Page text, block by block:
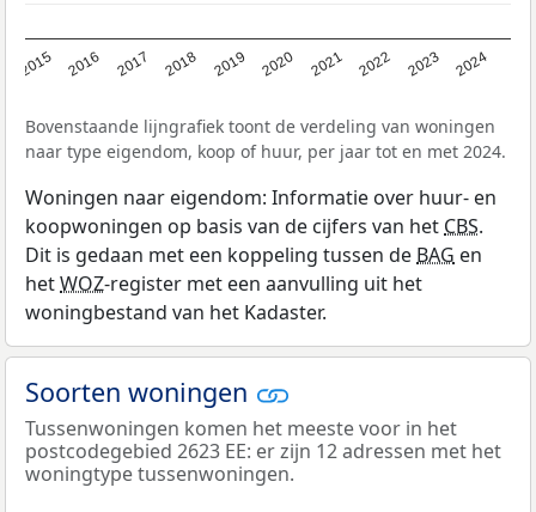
2015 2016 2017 2018 2019 2020 2021 2022 2023 2024
Bovenstaande lijngrafiek toont de verdeling van woningen
naar type eigendom, koop of huur, per jaar tot en met 2024.
Woningen naar eigendom: Informatie over huur- en
koopwoningen op basis van de cijfers van het CBS.
Dit is gedaan met een koppeling tussen de BAG en
hetWOZ-register met een aanvulling uit het
woningbestand van het Kadaster.
Soorten woningen
Tussenwoningen komen het meeste voor in het
postcodegebied 2623 EE: er zijn 12 adressen met het
woningtype tussenwoningen.